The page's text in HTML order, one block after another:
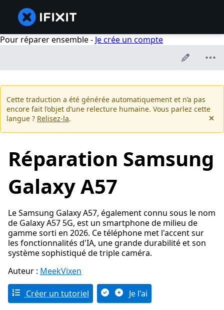
Pour réparer ensemble - Je crée un compte
Cette traduction a été générée automatiquement et n’a pas
encore fait l’objet d’une relecture humaine. Vous parlez cette
langue ? Relisez-la.
Réparation Samsung
Galaxy A57
Le Samsung Galaxy A57, également connu sous le nom
de Galaxy A57 5G, est un smartphone de milieu de
gamme sorti en 2026. Ce téléphone met l'accent sur
les fonctionnalités d'IA, une grande durabilité et son
système sophistiqué de triple caméra.
Auteur : MeekVixen
Créer un tutoriel Je l'ai